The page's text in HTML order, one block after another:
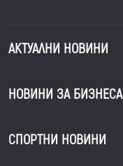
АКТУАЛНИ НОВИНИ
НОВИНИ ЗА БИЗНЕСА
СПОРТНИ НОВИНИ